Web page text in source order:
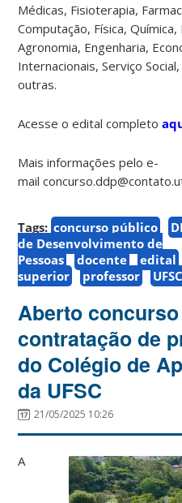
Médicas, Fisioterapia,
Computação, Física,
Agronomia, Engenharia,
Internacionais, Serviço
outras.
Acesse o edital completo
Mais informações pelo e-
mail
Tags: concurso público
de Desenvolvimento de
Pessoas
docente edital
superior
professor UFSC
Aberto
contratação de
do Colégio de
da UFSC
21/05/2025 10:26
A